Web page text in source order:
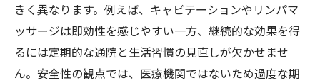
きく異なります。例えば、キャビテーションやリンパマ
ッサージは即効性を感じやすい一方、継続的な効果を得
るには定期的な通院と生活習慣の見直しが欠かせませ
ん。安全性の観点では、医療機関ではないため過度な期